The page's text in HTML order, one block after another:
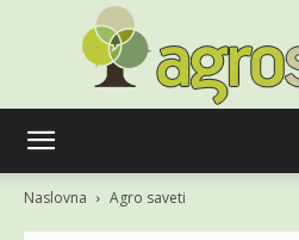
Naslovna Agro saveti